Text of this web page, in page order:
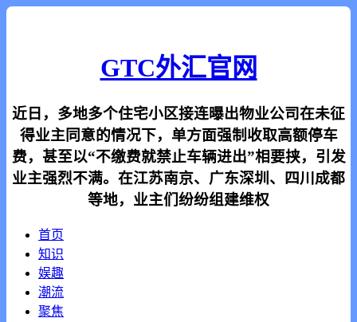
GTC外汇官网
近日，多地多个住宅小区接连曝出物业公司在未征
得业主同意的情况下，单方面强制收取高额停车
费，甚至以“不缴费就禁止车辆进出”相要挟，引发
业主强烈不满。在江苏南京、广东深圳、四川成都
等地，业主们纷纷组建维权
首页
知识
娱趣
潮流
聚焦